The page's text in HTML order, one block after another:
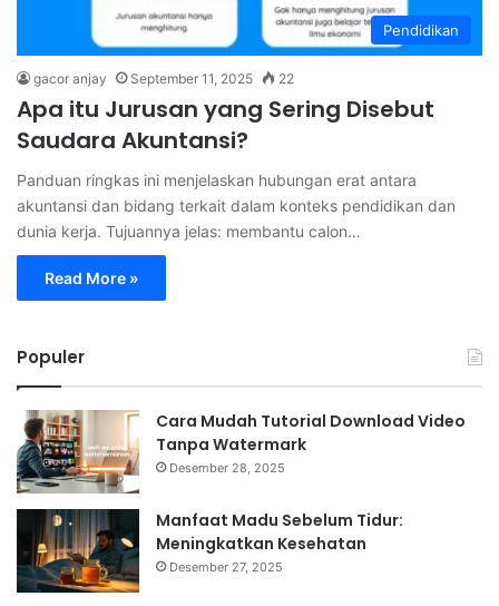
Pendidikan
gacor anjay September 11, 2025 22
Apa itu Jurusan yang Sering Disebut
Saudara Akuntansi?
Panduan ringkas ini menjelaskan hubungan erat antara
akuntansi dan bidang terkait dalam konteks pendidikan dan
dunia kerja. Tujuannya jelas: membantu calon…
Read More »
Populer
Cara Mudah Tutorial Download Video
Tanpa Watermark
Desember 28, 2025
Manfaat Madu Sebelum Tidur:
Meningkatkan Kesehatan
Desember 27, 2025